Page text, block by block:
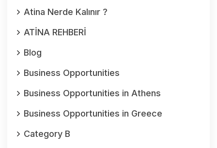
Atina Nerde Kalınır ?
ATİNA REHBERİ
Blog
Business Opportunities
Business Opportunities in Athens
Business Opportunities in Greece
Category B